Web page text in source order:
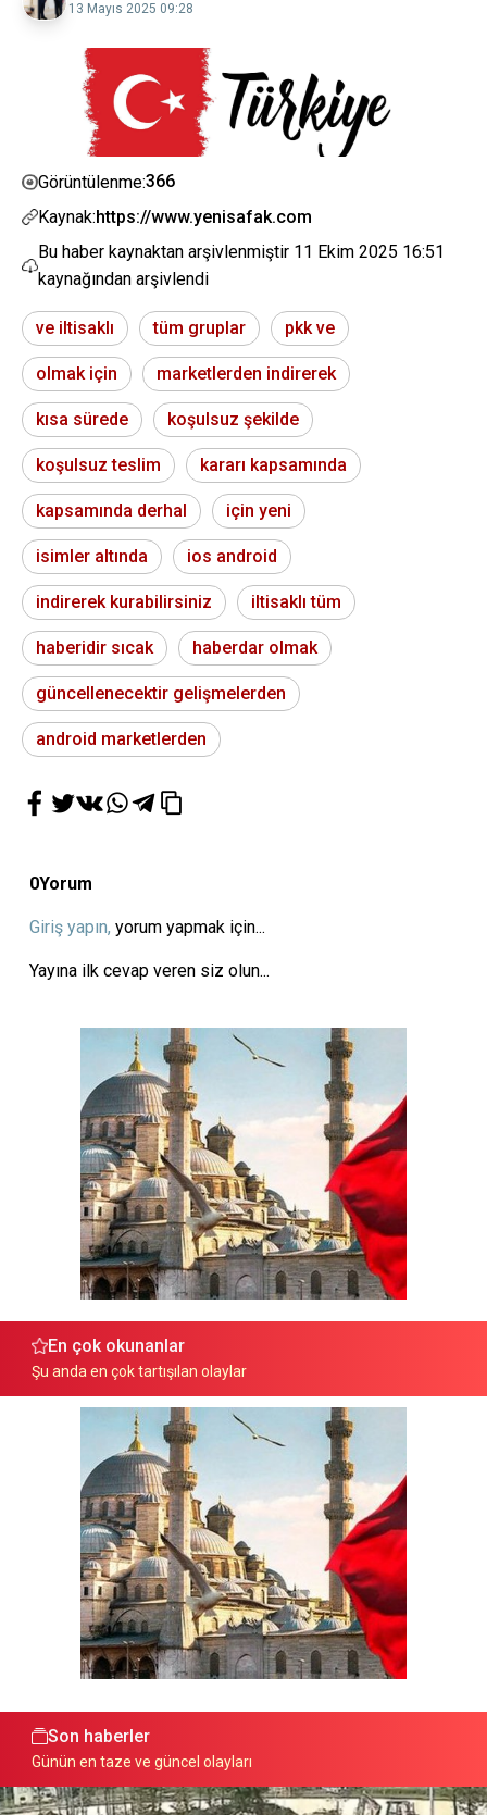
13 Mayıs 2025 09:28
Görüntülenme:366
Kaynak:https://www.yenisafak.com
Bu haber kaynaktan arşivlenmiştir 11 Ekim 2025 16:51
kaynağından arşivlendi
ve iltisaklı tüm gruplar pkk ve
olmak için marketlerden indirerek
kısa sürede koşulsuz şekilde
koşulsuz teslim kararı kapsamında
kapsamında derhal için yeni
isimler altında ios android
indirerek kurabilirsiniz iltisaklı tüm
haberidir sıcak haberdar olmak
güncellenecektir gelişmelerden
android marketlerden
0Yorum
Giriş yapın, yorum yapmak için...
Yayına ilk cevap veren siz olun...
En çok okunanlar
Şu anda en çok tartışılan olaylar
Son haberler
Günün en taze ve güncel olayları